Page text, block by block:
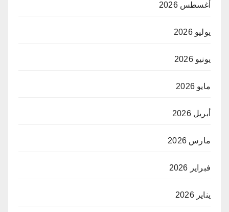
أغسطس 2026
يوليو 2026
يونيو 2026
مايو 2026
أبريل 2026
مارس 2026
فبراير 2026
يناير 2026